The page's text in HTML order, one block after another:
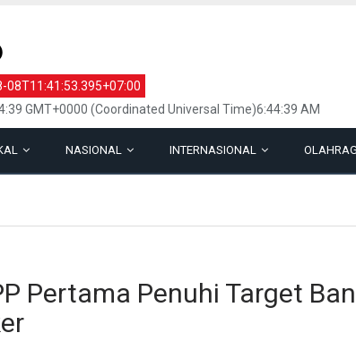
08T11:41:53.395+07:00
GMT+0000 (Coordinated Universal Time)6:44:39 AM
NASIONAL INTERNASIONAL
Pertama Penuhi Target